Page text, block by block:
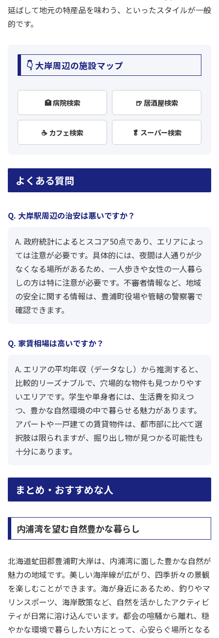
延ばして地元の特産品を味わう、といったスタイルが一般
的です。
👇 大岸周辺の施設マップ
🏥 病院検索 🍺 居酒屋検索
☕ カフェ検索 🥬 スーパー検索
よくある質問
Q. 大岸駅周辺の治安は悪いですか？
A. 政府統計によるとスコア50点であり、エリアによっ
ては注意が必要です。具体的には、夜間は人通りが少
なくなる場所があるため、一人歩きや女性の一人暮ら
しの方は特に注意が必要です。不審者情報など、地域
の安全に関する情報は、豊浦町役場や管轄の警察署で
確認できます。
Q. 家賃相場は高いですか？
A. エリアの平均年収（データなし）から推測すると、
比較的リーズナブルで、穴場的な物件も見つかりやす
いエリアです。学生や単身者には、生活費を抑えつ
つ、豊かな自然環境の中で暮らせる魅力があります。
アパートや一戸建ての賃貸物件は、都市部に比べて選
択肢は限られますが、掘り出し物が見つかる可能性も
十分にあります。
まとめ・おすすめな人
内浦湾を望む自然豊かな暮らし
北海道虻田郡豊浦町大岸は、内浦湾に面した豊かな自然が
魅力の地域です。美しい海岸線が広がり、四季折々の景観
を楽しむことができます。海が身近にあるため、釣りやマ
リンスポーツ、海岸散策など、自然を活かしたアクティビ
ティが日常に溶け込んでいます。都会の喧騒から離れ、穏
やかな環境で暮らしたい方にとって、心安らぐ場所となる